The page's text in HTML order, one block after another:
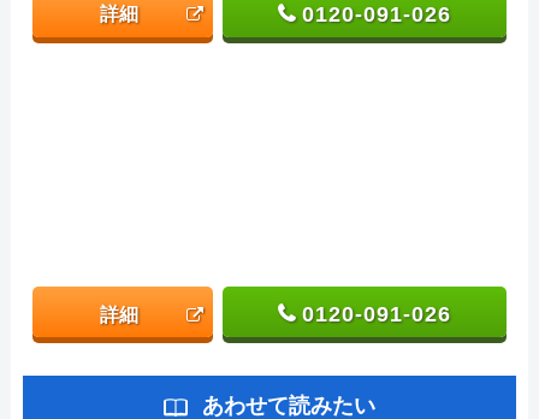
詳細 0120-091-026
詳細 0120-091-026
あわせて読みたい